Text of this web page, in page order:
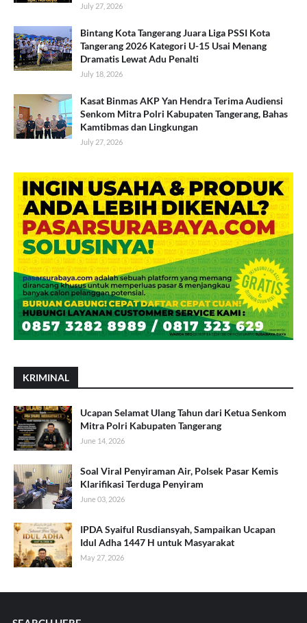
July 27, 2026
Bintang Kota Tangerang Juara Liga PSSI Kota
Tangerang 2026 Kategori U-15 Usai Menang
Dramatis Lewat Adu Penalti
July 18, 2026
Kasat Binmas AKP Yan Hendra Terima Audiensi
Senkom Mitra Polri Kabupaten Tangerang, Bahas
Kamtibmas dan Lingkungan
July 27, 2026
KRIMINAL
Ucapan Selamat Ulang Tahun dari Ketua Senkom
Mitra Polri Kabupaten Tangerang
June 14, 2026
Soal Viral Penyiraman Air, Polsek Pasar Kemis
Klarifikasi Terduga Penyiram
June 03, 2026
IPDA Syaiful Rusdiansyah, Sampaikan Ucapan
Idul Adha 1447 H untuk Masyarakat
May 27, 2026